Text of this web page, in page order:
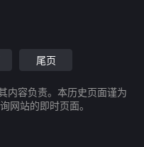
尾页
内容负责。本历史页面谨为
网站的即时页面。